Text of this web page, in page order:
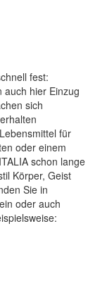
fest:
auch hier Einzug
sich
für
oder einem
schon lange
Körper, Geist
Sie in
oder auch